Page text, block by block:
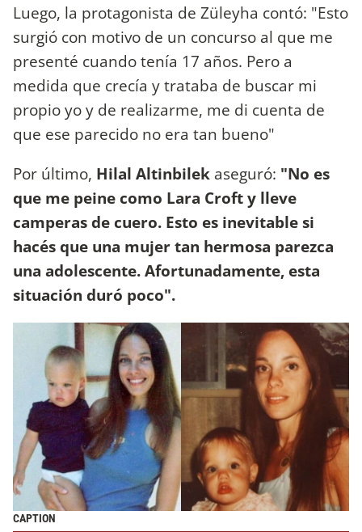
Luego, la protagonista de Züleyha contó: "Esto
surgió con motivo de un concurso al que me
presenté cuando tenía 17 años. Pero a
medida que crecía y trataba de buscar mi
propio yo y de realizarme, me di cuenta de
que ese parecido no era tan bueno"
Por último, Hilal Altinbilek aseguró: "No es
que me peine como Lara Croft y lleve
camperas de cuero. Esto es inevitable si
hacés que una mujer tan hermosa parezca
una adolescente. Afortunadamente, esta
situación duró poco".
CAPTION